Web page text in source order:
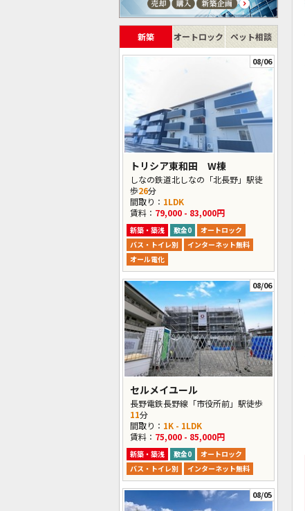
新築 オートロック ペット相談
08/06
トリシア東和田 W棟
しなの鉄道北しなの「北長野」駅徒
歩26分
間取り： 1LDK
賃料： 79,000 - 83,000円
新築・築浅 敷金0
オートロック
バス・トイレ別
インターネット無料
オール電化
08/06
セルメイユール
長野電鉄長野線「市役所前」駅徒歩
11分
間取り： 1K - 1LDK
賃料： 75,000 - 85,000円
新築・築浅 敷金0
オートロック
バス・トイレ別
インターネット無料
08/05